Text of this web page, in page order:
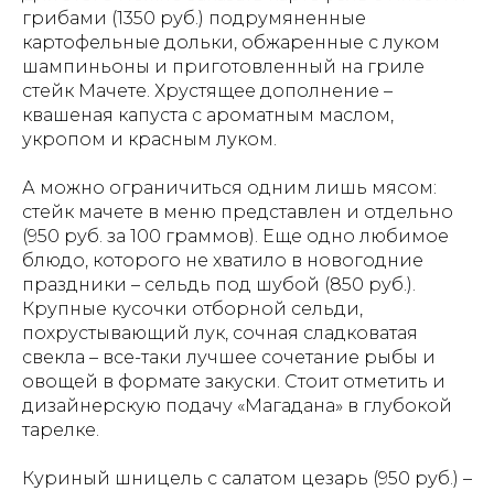
грибами (1350 руб.) подрумяненные
картофельные дольки, обжаренные с луком
шампиньоны и приготовленный на гриле
стейк Мачете. Хрустящее дополнение –
квашеная капуста с ароматным маслом,
укропом и красным луком.
А можно ограничиться одним лишь мясом:
стейк мачете в меню представлен и отдельно
(950 руб. за 100 граммов). Еще одно любимое
блюдо, которого не хватило в новогодние
праздники – сельдь под шубой (850 руб.).
Крупные кусочки отборной сельди,
похрустывающий лук, сочная сладковатая
свекла – все-таки лучшее сочетание рыбы и
овощей в формате закуски. Стоит отметить и
дизайнерскую подачу «Магадана» в глубокой
тарелке.
Куриный шницель с салатом цезарь (950 руб.) –